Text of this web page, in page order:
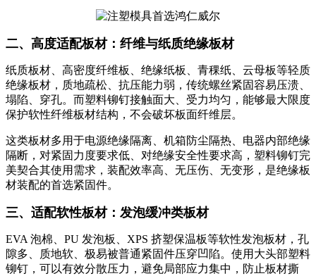
二、高度适配板材：纤维与纸质绝缘板材
纸质板材、高密度纤维板、绝缘纸板、青稞纸、云母板等轻质
绝缘板材，质地疏松、抗压能力弱，传统螺丝紧固容易压溃、
塌陷、穿孔。而塑料铆钉接触面大、受力均匀，能够最大限度
保护软性纤维板材结构，不会破坏板面纤维层。
这类板材多用于电源绝缘隔离、机箱防尘隔热、电器内部绝缘
隔断，对紧固力度要求低、对绝缘安全性要求高，塑料铆钉完
美契合其使用需求，装配效率高、无压伤、无变形，是绝缘板
材装配的首选紧固件。
三、适配软性板材：发泡缓冲类板材
EVA 泡棉、PU 发泡板、XPS 挤塑保温板等软性发泡板材，孔
隙多、质地软、极易被普通紧固件压穿凹陷。使用大头部塑料
铆钉，可以有效分散压力，避免局部应力集中，防止板材撕